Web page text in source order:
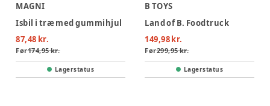
MAGNI
Isbil i træ med gummihjul
87,48 kr.
Før174,95 kr.
Lagerstatus
B TOYS
Land of B. Foodtruck
149,98 kr.
Før299,95 kr.
Lagerstatus